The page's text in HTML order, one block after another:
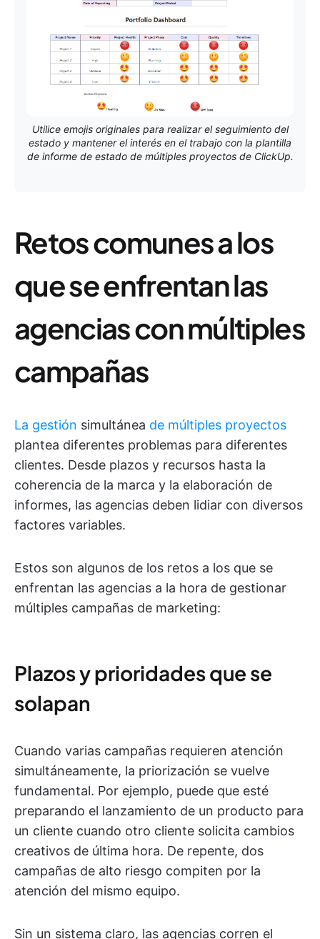
Utilice emojis originales para realizar el seguimiento del
estado y mantener el interés en el trabajo con la plantilla
de informe de estado de múltiples proyectos de ClickUp.
Retos comunes a los
que se enfrentan las
agencias con múltiples
campañas
La gestión simultánea de múltiples proyectos
plantea diferentes problemas para diferentes
clientes. Desde plazos y recursos hasta la
coherencia de la marca y la elaboración de
informes, las agencias deben lidiar con diversos
factores variables.
Estos son algunos de los retos a los que se
enfrentan las agencias a la hora de gestionar
múltiples campañas de marketing:
Plazos y prioridades que se
solapan
Cuando varias campañas requieren atención
simultáneamente, la priorización se vuelve
fundamental. Por ejemplo, puede que esté
preparando el lanzamiento de un producto para
un cliente cuando otro cliente solicita cambios
creativos de última hora. De repente, dos
campañas de alto riesgo compiten por la
atención del mismo equipo.
Sin un sistema claro, las agencias corren el